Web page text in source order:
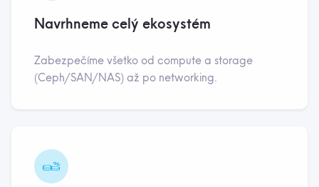
Navrhneme celý ekosystém
Zabezpečíme všetko od compute a storage
(Ceph/SAN/NAS) až po networking.